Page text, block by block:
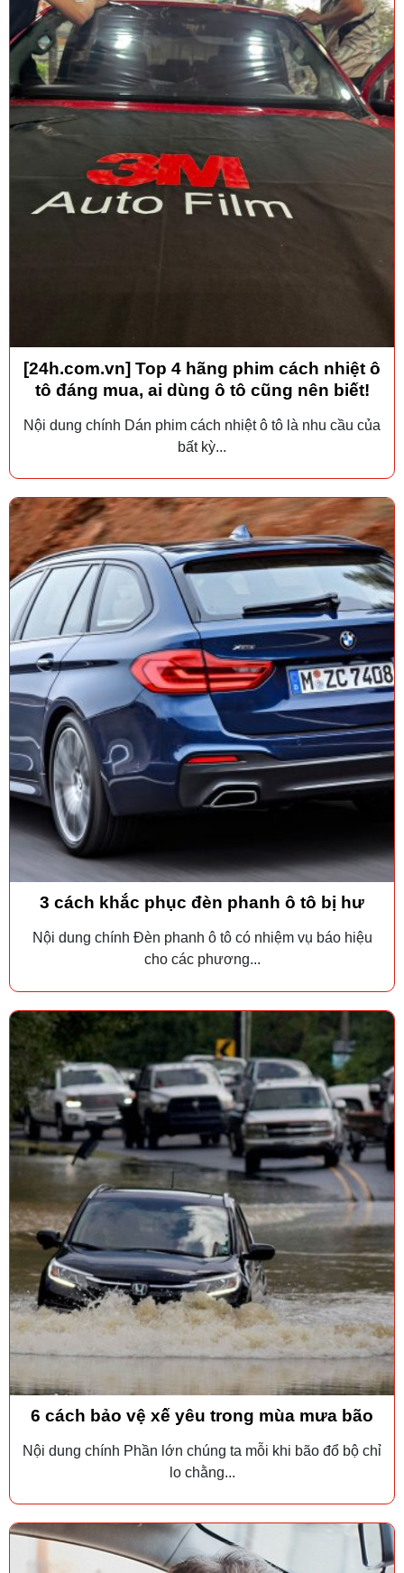
[24h.com.vn] Top 4 hãng phim cách nhiệt ô
tô đáng mua, ai dùng ô tô cũng nên biết!
Nội dung chính Dán phim cách nhiệt ô tô là nhu cầu của
bất kỳ...
3 cách khắc phục đèn phanh ô tô bị hư
Nội dung chính Đèn phanh ô tô có nhiệm vụ báo hiệu
cho các phương...
6 cách bảo vệ xế yêu trong mùa mưa bão
Nội dung chính Phần lớn chúng ta mỗi khi bão đổ bộ chỉ
lo chằng...